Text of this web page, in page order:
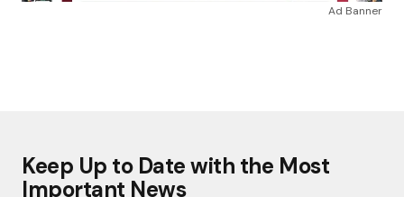
Ad Banner
Keep Up to Date with the Most
Important News